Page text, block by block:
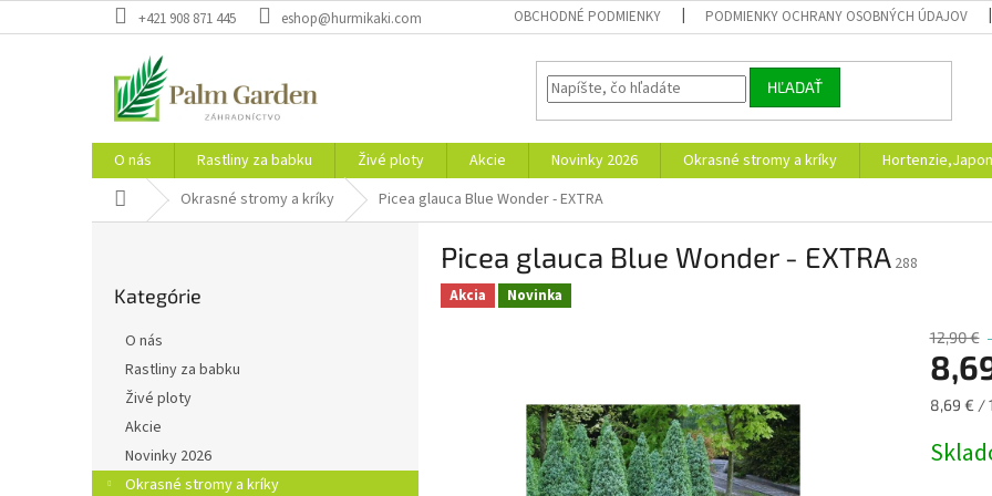
na
+421 908 871 445 eshop@hurmikaki.com OBCHODNÉ PODMIENKY PODMIENKY OCHRANY OSOBNÝCH ÚDAJOV
HĽADAŤ
O nás Rastliny za babku Živé ploty Akcie Novinky 2026 Okrasné stromy a kríky
Domov Okrasné stromy a kríky Picea glauca Blue Wonder - EXTRA
kategórie
Kategórie
O nás
Rastliny za babku
Živé ploty
Akcie
Novinky 2026
Okrasné stromy a kríky
Picea glauca Blue Wonder - EXTRA 288
Akcia Novinka
12,90 €
8,69 € /